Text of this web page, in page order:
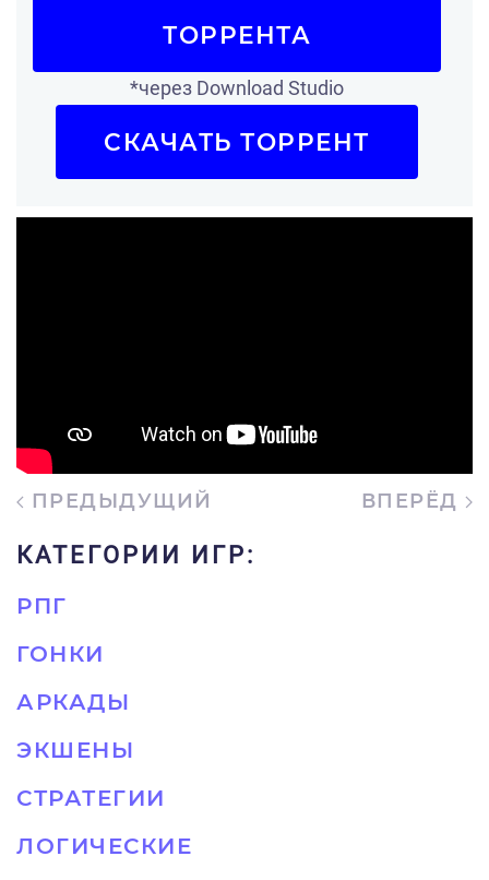
ТОРРЕНТА
*через Download Studio
СКАЧАТЬ ТОРРЕНТ
ПРЕДЫДУЩИЙ ВПЕРЁД
КАТЕГОРИИ ИГР:
РПГ
ГОНКИ
АРКАДЫ
ЭКШЕНЫ
СТРАТЕГИИ
ЛОГИЧЕСКИЕ